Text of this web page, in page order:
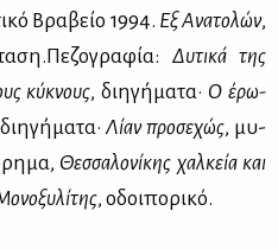
Βρα­βείο 1994. Εξ Ανα­το­λών,
Δυ­τι­κά της
κύ­κνους, δι­η­γή­μα­τα· Ο έρω­
Λί­αν προ­σε­χώς, μυ­
Θεσ­σα­λο­νί­κης χαλ­κεία και
, οδοι­πο­ρι­κό.